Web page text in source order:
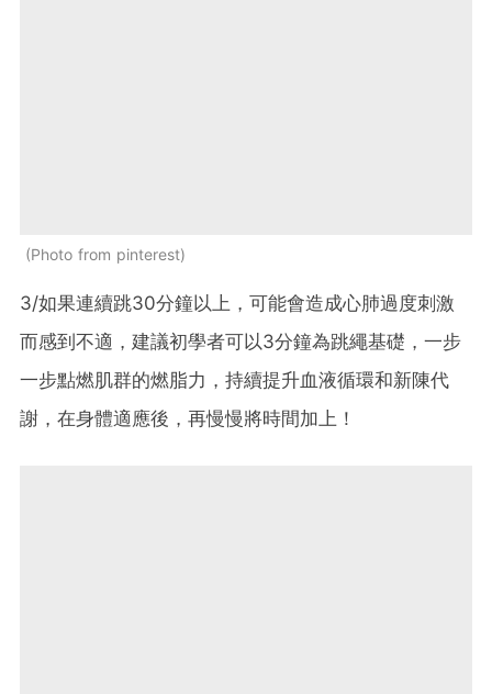
Photo from pinterest
3/如果連續跳30分鐘以上，可能會造成心肺過度刺激
而感到不適，建議初學者可以3分鐘為跳繩基礎，一步
一步點燃肌群的燃脂力，持續提升血液循環和新陳代
謝，在身體適應後，再慢慢將時間加上！